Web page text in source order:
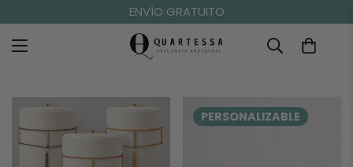
ENVÍO GRATUITO
PERSONALIZABLE